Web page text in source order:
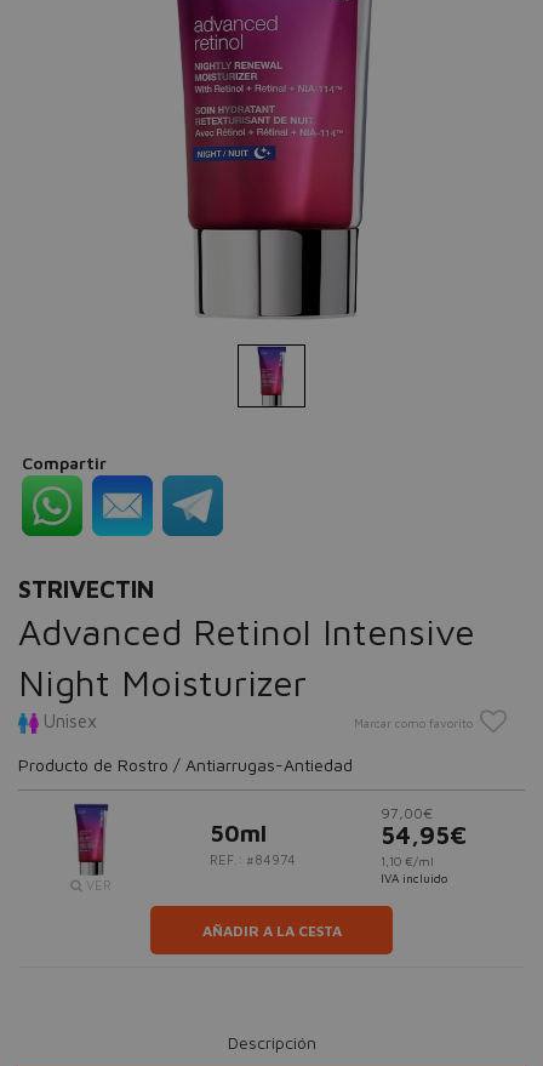
Compartir
STRIVECTIN
Advanced Retinol Intensive
Night Moisturizer
Unisex Marcar como favorito
Producto de Rostro / Antiarrugas-Antiedad
VER
50ml
REF.: #84974
97,00€
54,95€
1,10 €/ml
IVA incluido
AÑADIR A LA CESTA
Descripción